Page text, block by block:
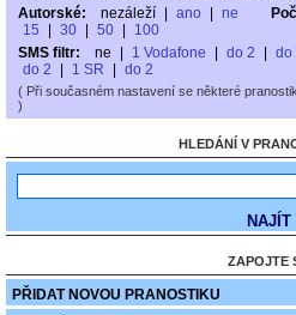
Autorské:
nezáleží ano ne
15
30 50
100
SMS filtr:
ne 1 Vodafone do 2 do
do 2
1 SR do 2
( Při současném nastavení se některé
)
HLEDÁNÍ V
ZAPOJTE
PŘIDAT NOVOU PRANOSTIKU